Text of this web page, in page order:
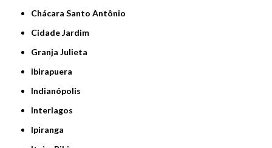
Chácara Santo Antônio
Cidade Jardim
Granja Julieta
Ibirapuera
Indianópolis
Interlagos
Ipiranga